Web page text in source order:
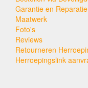
Garantie en Reparatie
Maatwerk
Foto's
Reviews
Retourneren
Herroepingslink